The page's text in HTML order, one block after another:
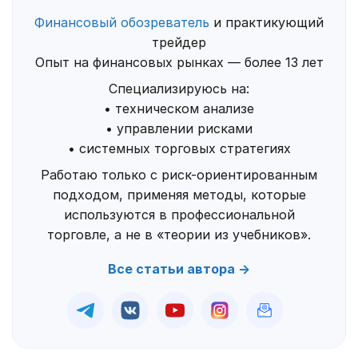
Финансовый обозреватель и практикующий
трейдер
Опыт на финансовых рынках — более 13 лет
Специализируюсь на:
• техническом анализе
• управлении рисками
• системных торговых стратегиях
Работаю только с риск-ориентированным
подходом, применяя методы, которые
используются в профессиональной
торговле, а не в «теории из учебников».
Все статьи автора →